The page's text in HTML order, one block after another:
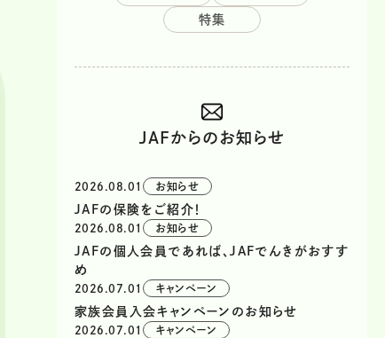
特集
JAFからのお知らせ
2026.08.01 お知らせ
JAFの保険をご紹介！
2026.08.01 お知らせ
JAFの個人会員であれば、JAFでんきがおすす
め
2026.07.01 キャンペーン
家族会員入会キャンペーンのお知らせ
2026.07.01 キャンペーン